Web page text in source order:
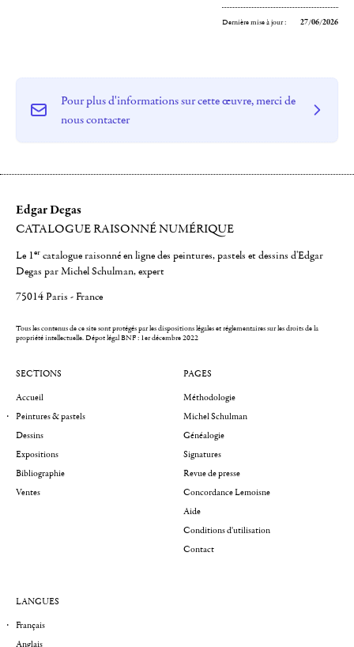
Dernière mise à jour : 27/06/2026
Pour plus d'informations sur cette œuvre, merci de
nous contacter
Edgar Degas
CATALOGUE RAISONNÉ NUMÉRIQUE
Le 1er catalogue raisonné en ligne des peintures, pastels et dessins d'Edgar
Degas par Michel Schulman, expert
75014 Paris - France
Tous les contenus de ce site sont protégés par les dispositions légales et réglementaires sur les droits de la
propriété intellectuelle.Dépot légal BNF : 1er décembre 2022
SECTIONS
Accueil
Peintures & pastels
Dessins
Expositions
Bibliographie
Ventes
PAGES
Méthodologie
Michel Schulman
Généalogie
Signatures
Revue de presse
Concordance Lemoisne
Aide
Conditions d'utilisation
Contact
LANGUES
Français
Anglais